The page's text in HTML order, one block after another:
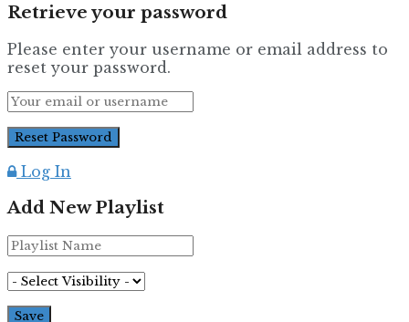
Retrieve your password
Please enter your username or email address to
reset your password.
Log In
Add New Playlist